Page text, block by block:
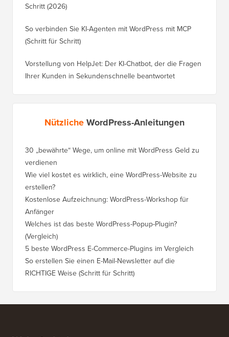
Schritt (2026)
So verbinden Sie KI-Agenten mit WordPress mit MCP
(Schritt für Schritt)
Vorstellung von HelpJet: Der KI-Chatbot, der die Fragen
Ihrer Kunden in Sekundenschnelle beantwortet
NützlicheWordPress-Anleitungen
30 „bewährte“ Wege, um online mit WordPress Geld zu
verdienen
Wie viel kostet es wirklich, eine WordPress-Website zu
erstellen?
Kostenlose Aufzeichnung: WordPress-Workshop für
Anfänger
Welches ist das beste WordPress-Popup-Plugin?
(Vergleich)
5 beste WordPress E-Commerce-Plugins im Vergleich So